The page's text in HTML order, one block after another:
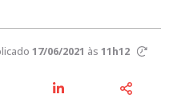
17/06/2021 às 11h12